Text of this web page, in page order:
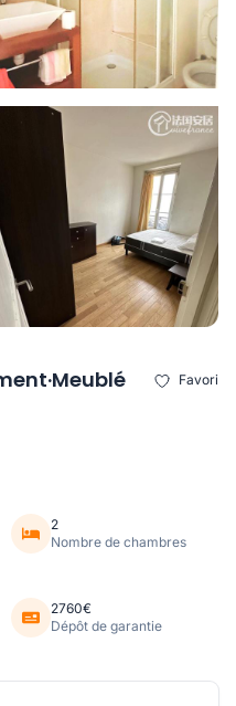
Favori
2
Nombre de chambres
2760€
Dépôt de garantie